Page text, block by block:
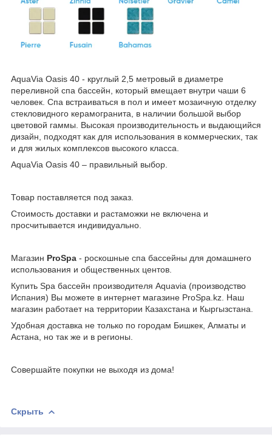
AquaVia Oasis 40 - круглый 2,5 метровый в диаметре
переливной спа бассейн, который вмещает внутри чаши 6
человек. Спа встраиваться в пол и имеет мозаичную отделку
стекловидного керамогранита, в наличии большой выбор
цветовой гаммы. Высокая производительность и выдающийся
дизайн, подходят как для использования в коммерческих, так
и для жилых комплексов высокого класса.
AquaVia Oasis 40 – правильный выбор.
Товар поставляется под заказ.
Стоимость доставки и растаможки не включена и
просчитывается индивидуально.
Магазин ProSpa - роскошные спа бассейны для домашнего
использования и общественных центов.
Купить Spa бассейн производителя Aquavia (производство
Испания) Вы можете в интернет магазине ProSpa.kz. Наш
магазин работает на территории Казахстана и Кыргызстана.
Удобная доставка не только по городам Бишкек, Алматы и
Астана, но так же и в регионы.
Совершайте покупки не выходя из дома!
Скрыть